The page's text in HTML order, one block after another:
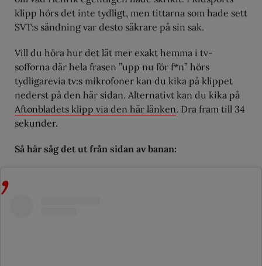
klipp hörs det inte tydligt, men tittarna som hade sett
SVT:s sändning var desto säkrare på sin sak.
Vill du höra hur det lät mer exakt hemma i tv-
sofforna där hela frasen ”upp nu för f*n” hörs
tydligarevia tv:s mikrofoner kan du kika på klippet
nederst på den här sidan. Alternativt kan du kika på
Aftonbladets klipp via den här länken. Dra fram till 34
sekunder.
Så här såg det ut från sidan av banan: